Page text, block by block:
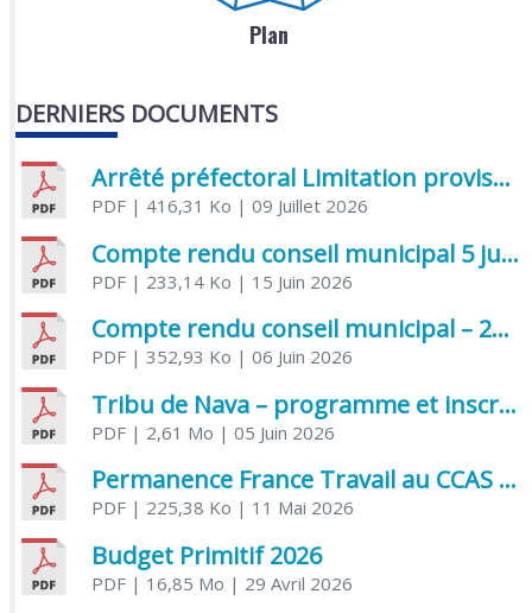
Plan
DERNIERS DOCUMENTS
Arrêté préfectoral Limitation provisoire des usages de l’eau
PDF| 416,31 Ko | 09 Juillet 2026
Compte rendu conseil municipal 5 juin 2026 sénatoriale
PDF| 233,14 Ko | 15 Juin 2026
Compte rendu conseil municipal – 21 avril 2026
PDF| 352,93 Ko | 06 Juin 2026
Tribu de Nava – programme et inscriptions été 2026
PDF| 2,61 Mo | 05 Juin 2026
Permanence France Travail au CCAS de Saujon Juin 2026
PDF| 225,38 Ko | 11 Mai 2026
Budget Primitif 2026
PDF| 16,85 Mo | 29 Avril 2026